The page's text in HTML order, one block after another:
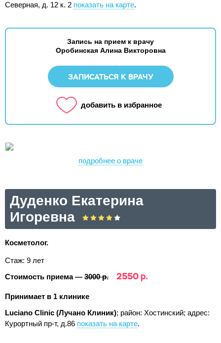
Северная, д. 12 к. 2 показать на карте.
Запись на прием к врачу
Оробинская Алина Викторовна
ЗАПИСАТЬСЯ К ВРАЧУ
добавить в избранное
подробнее о враче
Дуденко Екатерина
Игоревна
Косметолог.
Стаж: 9 лет
Стоимость приема — 3000 р. 2550 р.
Принимает в 1 клинике
Luciano Clinic (Лучано Клиник); район: Хостинский; адрес:
Курортный пр-т, д.86 показать на карте.